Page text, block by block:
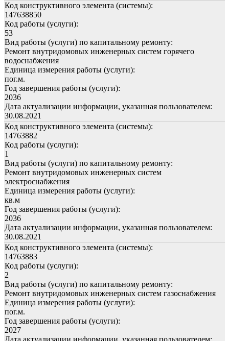
Код конструктивного элемента (системы):
147638850
Код работы (услуги):
53
Вид работы (услуги) по капитальному ремонту:
Ремонт внутридомовых инженерных систем горячего
водоснабжения
Единица измерения работы (услуги):
пог.м.
Год завершения работы (услуги):
2036
Дата актуализации информации, указанная пользователем:
30.08.2021
Код конструктивного элемента (системы):
14763882
Код работы (услуги):
1
Вид работы (услуги) по капитальному ремонту:
Ремонт внутридомовых инженерных систем
электроснабжения
Единица измерения работы (услуги):
кв.м
Год завершения работы (услуги):
2036
Дата актуализации информации, указанная пользователем:
30.08.2021
Код конструктивного элемента (системы):
14763883
Код работы (услуги):
2
Вид работы (услуги) по капитальному ремонту:
Ремонт внутридомовых инженерных систем газоснабжения
Единица измерения работы (услуги):
пог.м.
Год завершения работы (услуги):
2027
Дата актуализации информации, указанная пользователем: